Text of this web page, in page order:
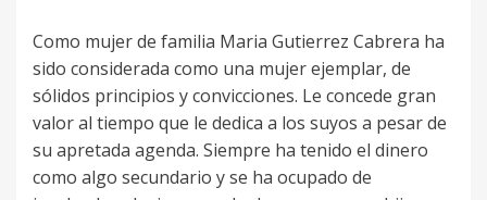
Como mujer de familia Maria Gutierrez Cabrera ha
sido considerada como una mujer ejemplar, de
sólidos principios y convicciones. Le concede gran
valor al tiempo que le dedica a los suyos a pesar de
su apretada agenda. Siempre ha tenido el dinero
como algo secundario y se ha ocupado de